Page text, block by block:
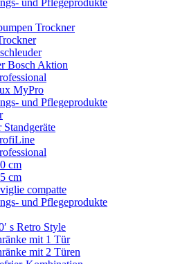
Trockner
Bosch Aktion
MyPro
und Pflegeprodukte
cm
cm
compatte
und Pflegeprodukte
s Retro Style
mit 1 Tür
mit 2 Türen